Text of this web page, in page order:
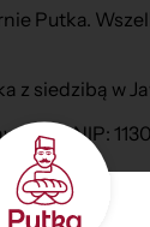
Putka.
z siedzibą w
NIP: